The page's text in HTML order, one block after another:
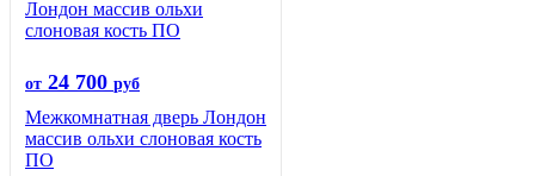
от 24 700 руб
Межкомнатная дверь Лондон
массив ольхи слоновая кость
ПО